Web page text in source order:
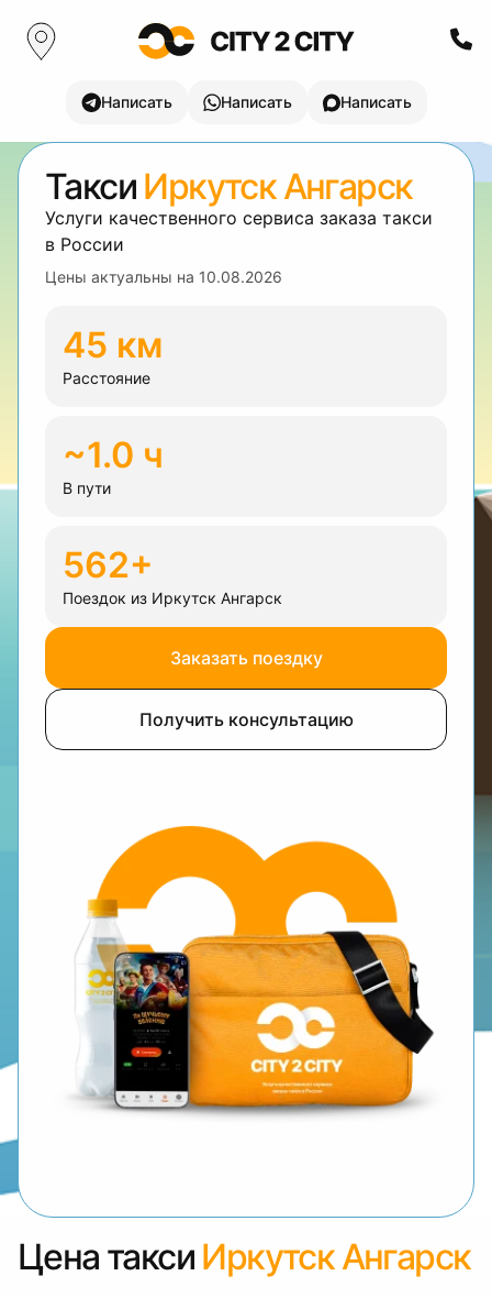
Написать Написать Написать
Такси Иркутск Ангарск
Услуги качественного сервиса заказа такси
в России
Цены актуальны на 10.08.2026
45 км
Расстояние
~1.0 ч
В пути
562+
Поездок из Иркутск Ангарск
Заказать поездку
Получить консультацию
Цена такси Иркутск Ангарск